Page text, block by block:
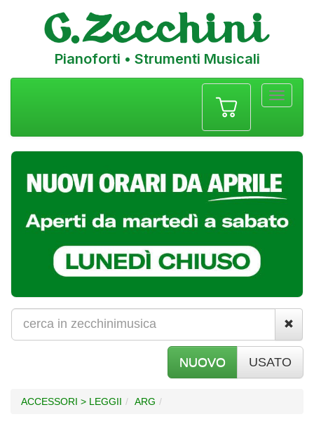
Pianoforti • Strumenti Musicali
NUOVO USATO
ACCESSORI > LEGGII ARG